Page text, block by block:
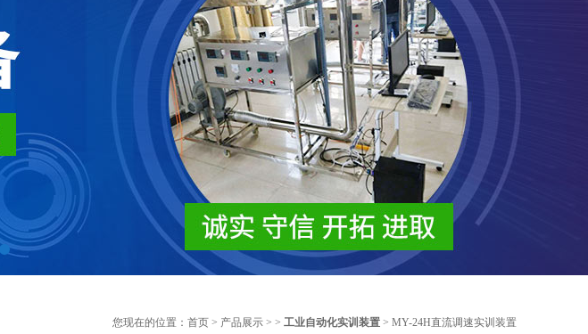
您现在的位置： 首页 > 产品展示 > > 工业自动化实训装置 > MY-24H直流调速实训装置